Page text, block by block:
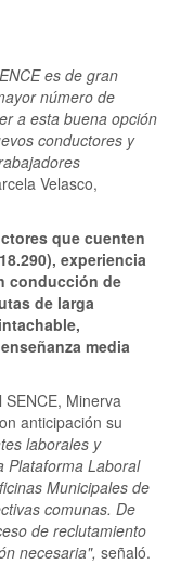
es de gran
número de
a esta buena opción
conductores y
Velasco,
que cuenten
experiencia
conducción de
de larga
media
Minerva
anticipación su
laborales y
Plataforma Laboral
Municipales de
comunas. De
de reclutamiento
necesaria", señaló.